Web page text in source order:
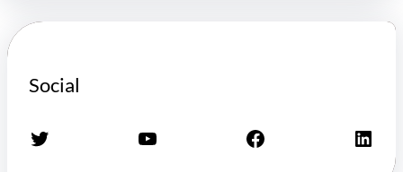
Social
X YouTube Facebook LinkedIn